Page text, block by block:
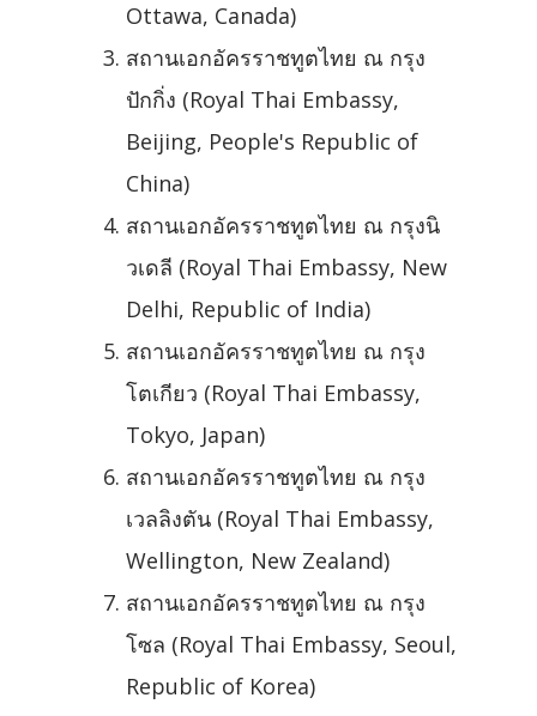
Ottawa, Canada)
สถานเอกอัครราชทูตไทย ณ กรุง
ปักกิ่ง (Royal Thai Embassy,
Beijing, People's Republic of
China)
สถานเอกอัครราชทูตไทย ณ กรุงนิ
วเดลี (Royal Thai Embassy, New
Delhi, Republic of India)
สถานเอกอัครราชทูตไทย ณ กรุง
โตเกียว (Royal Thai Embassy,
Tokyo, Japan)
สถานเอกอัครราชทูตไทย ณ กรุง
เวลลิงตัน (Royal Thai Embassy,
Wellington, New Zealand)
สถานเอกอัครราชทูตไทย ณ กรุง
โซล (Royal Thai Embassy, Seoul,
Republic of Korea)